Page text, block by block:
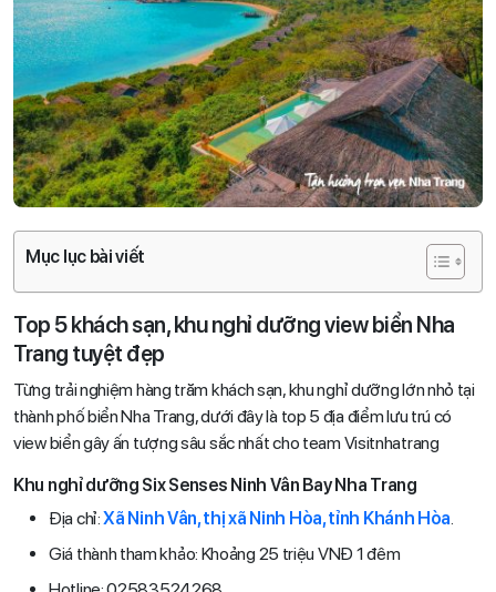
Mục lục bài viết
Top 5 khách sạn, khu nghỉ dưỡng view biển Nha
Trang tuyệt đẹp
Từng trải nghiệm hàng trăm khách sạn, khu nghỉ dưỡng lớn nhỏ tại
thành phố biển Nha Trang, dưới đây là top 5 địa điểm lưu trú có
view biển gây ấn tượng sâu sắc nhất cho team Visitnhatrang
Khu nghỉ dưỡng Six Senses Ninh Vân Bay Nha Trang
Địa chỉ:Xã Ninh Vân, thị xã Ninh Hòa, tỉnh Khánh Hòa
Giá thành tham khảo: Khoảng 25 triệu VNĐ 1 đêm